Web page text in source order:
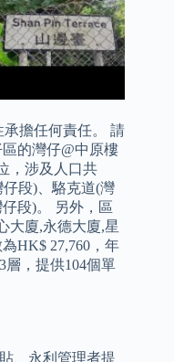
承擔任何責任。 請
的灣仔@中原樓
，涉及人口共
仔段)、駱克道(灣
段)。 另外，區
大廈,永德大廈,星
HK$ 27,760，年
層，提供104個單
、永利管理者提